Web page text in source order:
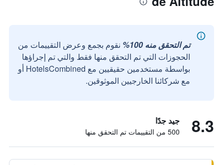
تم التحقق منه 100%
نقوم بجمع وعرض التقييمات من
الحجوزات التي تم التحقق منها فقط والتي تم إجراؤها
بواسطة مستخدمين حقيقيين مع HotelsCombined أو
مع شركائنا الخارجيين الموثوقين.
8.3 جيد جدًا
500 من التقييمات تم التحقق منها